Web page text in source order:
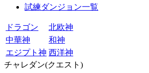
試練ダンジョン一覧
ドラゴン
北欧神
中華神
和神
エジプト神 西洋神
チャレダン(クエスト)